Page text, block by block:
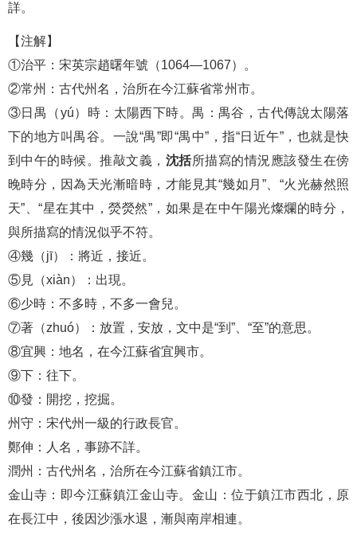
詳。
【注解】
①治平：宋英宗趙曙年號（1064—1067）。
②常州：古代州名，治所在今江蘇省常州市。
③日禺（yú）時：太陽西下時。禺：禺谷，古代傳說太陽落
下的地方叫禺谷。一說“禺”即“禺中”，指“日近午”，也就是快
到中午的時候。推敲文義， 沈括所描寫的情況應該發生在傍
晚時分，因為天光漸暗時，才能見其“幾如月”、“火光赫然照
天”、“星在其中，熒熒然”，如果是在中午陽光燦爛的時分，
與所描寫的情況似乎不符。
④幾（jī）：將近，接近。
⑤見（xiàn）：出現。
⑥少時：不多時，不多一會兒。
⑦著（zhuó）：放置，安放，文中是“到”、“至”的意思。
⑧宜興：地名，在今江蘇省宜興市。
⑨下：往下。
⑩發：開挖，挖掘。
州守：宋代州一級的行政長官。
鄭伸：人名，事跡不詳。
潤州：古代州名，治所在今江蘇省鎮江市。
金山寺：即今江蘇鎮江金山寺。金山：位于鎮江市西北，原
在長江中，後因沙漲水退，漸與南岸相連。